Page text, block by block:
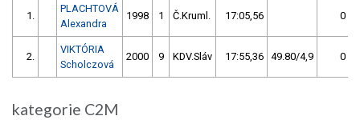
1.
PLACHTOVÁ
Alexandra
1998 1 Č.Kruml. 17:05,56 0
2.
VIKTÓRIA
Scholczová
2000 9 KDV.Sláv 17:55,36 49.80/4,9 0
kategorie C2M